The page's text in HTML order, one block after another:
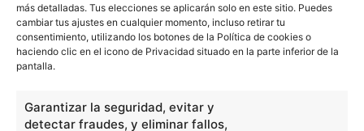
más detalladas. Tus elecciones se aplicarán solo en este sitio. Puedes
cambiar tus ajustes en cualquier momento, incluso retirar tu
consentimiento, utilizando los botones de la Política de cookies o
haciendo clic en el icono de Privacidad situado en la parte inferior de la
pantalla.
Garantizar la seguridad, evitar y
detectar fraudes, y eliminar fallos,